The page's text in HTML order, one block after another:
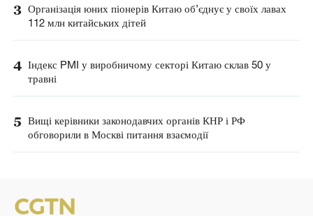
3 Організація юних піонерів Китаю об’єднує у своїх лавах
112 млн китайських дітей
4 Індекс PMI у виробничому секторі Китаю склав 50 у
травні
5 Вищі керівники законодавчих органів КНР і РФ
обговорили в Москві питання взаємодії